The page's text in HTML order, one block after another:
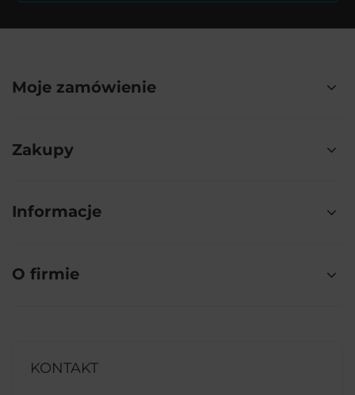
Moje zamówienie
Zakupy
Informacje
O firmie
KONTAKT